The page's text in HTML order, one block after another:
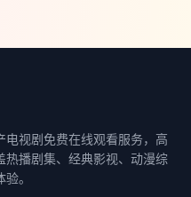
视剧免费在线观看服务，高
热播剧集、经典影视、动漫综
。